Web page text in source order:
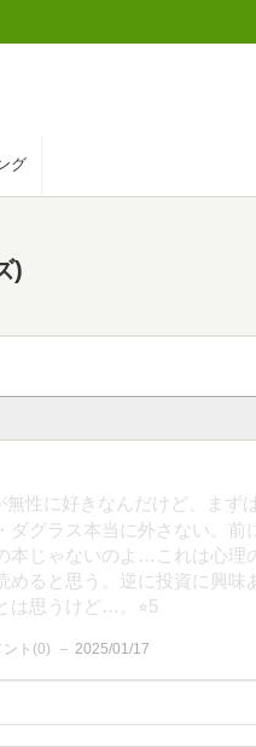
グ
)
無性に好きなんだけど、まず
ダグラス本当に外さない。
本じゃないのよ…これは心理
めると思う。逆に投資に興味
は思うけど…。⭐︎5
ント(0) 2025/01/17